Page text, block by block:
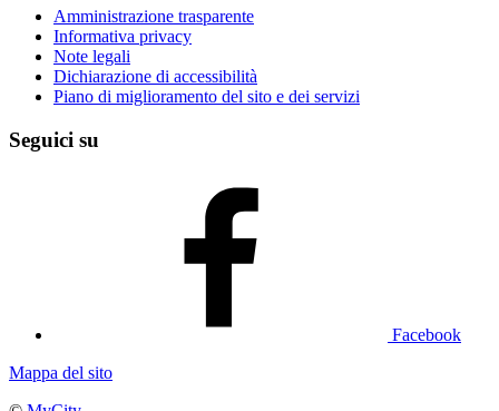
Amministrazione trasparente
Informativa privacy
Note legali
Dichiarazione di accessibilità
Piano di miglioramento del sito e dei servizi
Seguici su
Facebook
Mappa del sito